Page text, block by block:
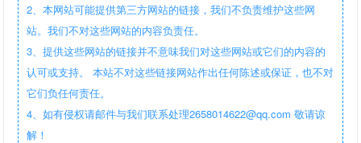
2、本网站可能提供第三方网站的链接，我们不负责维护这些网
站。我们不对这些网站的内容负责任。
3、提供这些网站的链接并不意味我们对这些网站或它们的内容的
认可或支持。 本站不对这些链接网站作出任何陈述或保证，也不对
它们负任何责任。
4、如有侵权请邮件与我们联系处理2658014622@qq.com 敬请谅
解！